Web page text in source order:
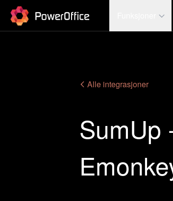
PowerOffice
Alle integrasjoner
SumUp